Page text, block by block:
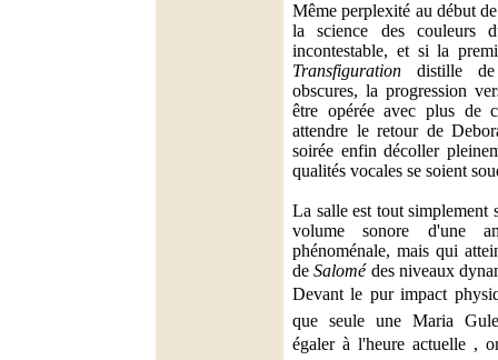
Même perplexité au début
la science des couleurs
incontestable, et si la
Transfiguration distille de
obscures, la progression
être opérée avec plus de
attendre le retour de
soirée enfin décoller
qualités vocales se soient
La salle est tout simplement
volume sonore d'une
phénoménale, mais qui
deSalomédes niveaux
Devant le pur impact
que seule une Maria
égaler à l'heure actuelle ,